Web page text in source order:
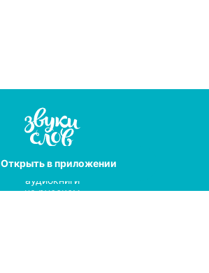
Открытьв приложении
Лучшие
аудиокниги
на русском